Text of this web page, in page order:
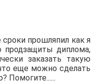
прошляпил как я
продзащиты диплома,
заказать такую
еще можно сделать
Помогите......